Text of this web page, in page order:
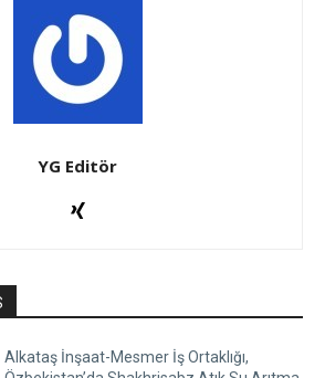
YG Editör
Alkataş İnşaat-Mesmer İş Ortaklığı,